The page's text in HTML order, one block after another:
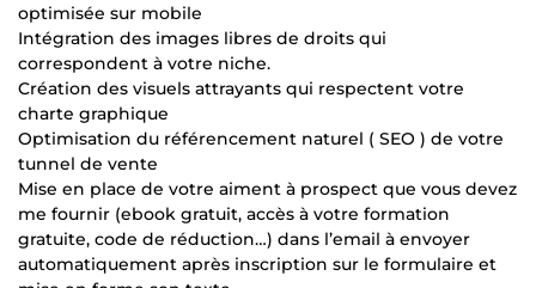
optimisée sur mobile
Intégration des images libres de droits qui
correspondent à votre niche.
Création des visuels attrayants qui respectent votre
charte graphique
Optimisation du référencement naturel ( SEO ) de votre
tunnel de vente
Mise en place de votre aiment à prospect que vous devez
me fournir (ebook gratuit, accès à votre formation
gratuite, code de réduction…) dans l’email à envoyer
automatiquement après inscription sur le formulaire et